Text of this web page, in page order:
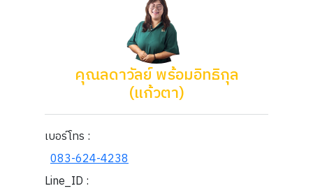
คุณลดาวัลย์ พร้อมอิทธิกุล
(แก้วตา)
เบอร์โทร :
083-624-4238
Line_ID :